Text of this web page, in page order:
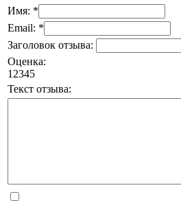
Имя: *
Email: *
Заголовок отзыва:
Оценка:
1 2345
Текст отзыва: